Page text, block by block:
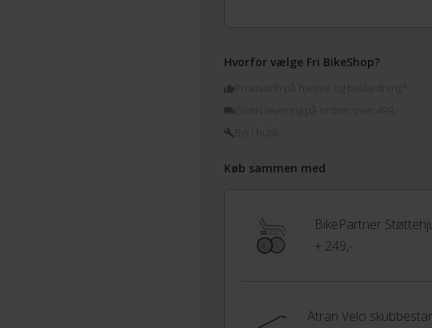
Hvorfor vælge Fri BikeShop?
Prismatch på hjelme og beklædning*
Køb sammen med
BikePartner
+ 249,-